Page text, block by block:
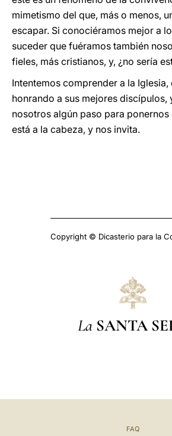
mimetismo del que, más o menos,
escapar. Si conociéramos mejor a
suceder que fuéramos también
fieles, más cristianos, y, ¿no sería
Intentemos comprender a la
honrando a sus mejores discípulos,
nosotros algún paso para ponernos
está a la cabeza, y nos invita.
Copyright © Dicasterio para la
La SANTA
FAQ